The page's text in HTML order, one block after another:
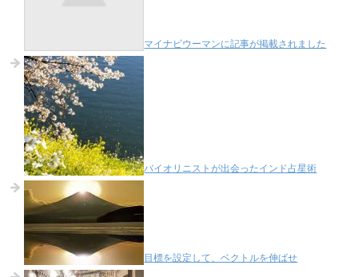
マイナビウーマンに記事が掲載されました
バイオリニストが出会ったインド占星術
目標を設定して、ベクトルを伸ばせ